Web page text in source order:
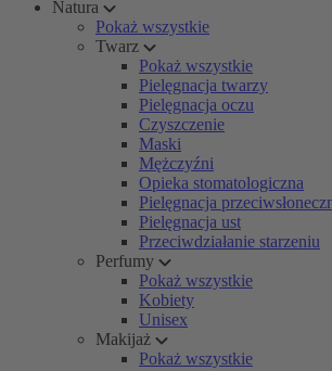
Natura
Pokaż wszystkie
Twarz
Pokaż wszystkie
Pielęgnacja twarzy
Pielęgnacja oczu
Czyszczenie
Maski
Mężczyźni
Opieka stomatologiczna
Pielęgnacja
Pielęgnacja ust
Przeciwdziałanie starzeniu
Perfumy
Pokaż wszystkie
Kobiety
Unisex
Makijaż
Pokaż wszystkie